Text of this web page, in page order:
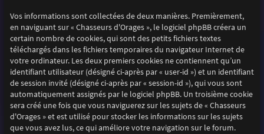
Vos informations sont collectées de deux manières. Premièrement,
en naviguant sur « Chasseurs d'Orages », le logiciel phpBB créera un
certain nombre de cookies, qui sont des petits fichiers textes
téléchargés dans les fichiers temporaires du navigateur Internet de
votre ordinateur. Les deux premiers cookies ne contiennent qu’un
identifiant utilisateur (désigné ci-après par « user-id ») et un identifiant
de session invité (désigné ci-après par « session-id »), qui vous sont
automatiquement assignés par le logiciel phpBB. Un troisième cookie
sera créé une fois que vous naviguerez sur les sujets de « Chasseurs
d'Orages » et est utilisé pour stocker les informations sur les sujets
que vous avez lus, ce qui améliore votre navigation sur le forum.